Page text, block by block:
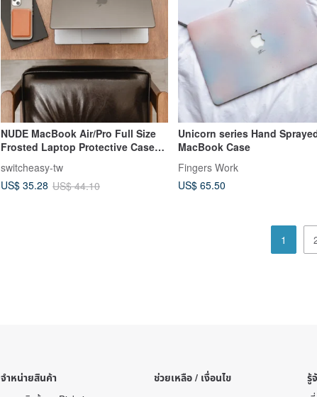
NUDE MacBook Air/Pro Full Size
Frosted Laptop Protective Case
switcheasy-tw
US$ 35.28 US$ 44.10
Unicorn series Hand
MacBook Case
Fingers Work
US$ 65.50
1
จำหน่ายสินค้า ช่วยเหลือ / เงื่อนไข รู้